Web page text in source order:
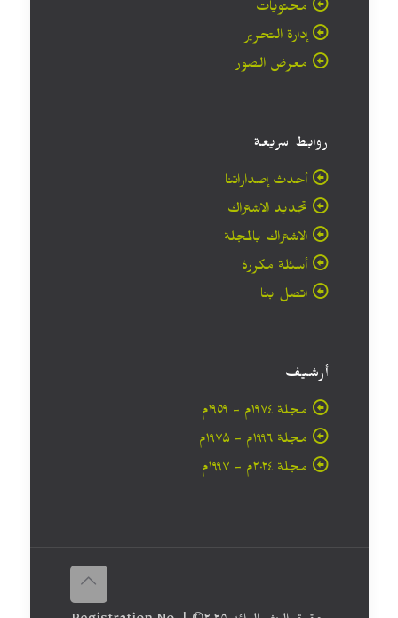
محتويات
إدارة التحرير
معرض الصور
روابط سريعة
أحدث إصداراتنا
تجديد الاشتراك
الاشتراك بالمجلة
أسئلة مكررة
اتصل بنا
أرشيف
مجلة ۱۹۷٤م - ١٩٥٩م
مجلة ۱۹۹٦م - ۱۹۷۵م
مجلة ۲۰۲٤م - ۱۹۹۷م